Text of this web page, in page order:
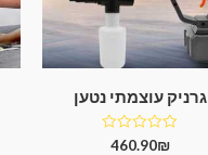
גרניק עוצמתי נטען
דורג460.90₪